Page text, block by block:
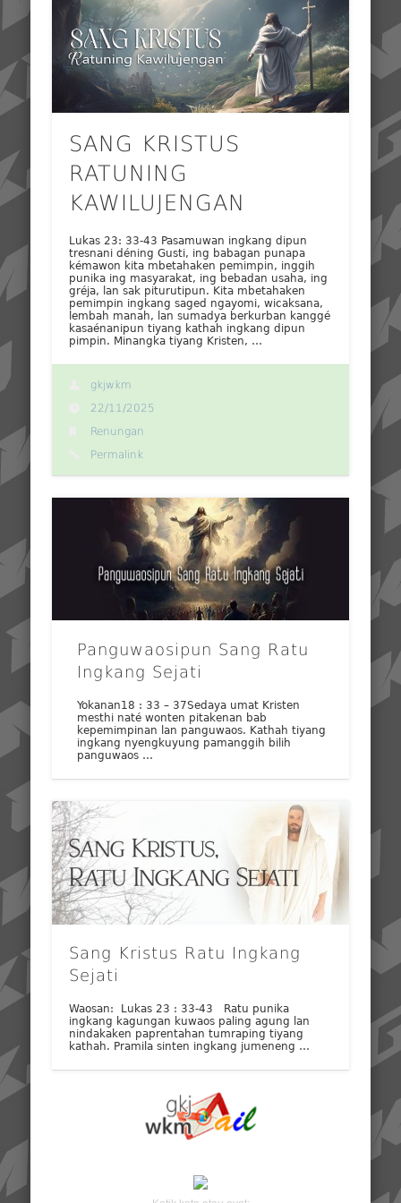
SANG KRISTUS
RATUNING
KAWILUJENGAN
Lukas 23: 33-43 Pasamuwan ingkang dipun
tresnani déning Gusti, ing babagan punapa
kémawon kita mbetahaken pemimpin, inggih
punika ing masyarakat, ing bebadan usaha, ing
gréja, lan sak piturutipun. Kita mbetahaken
pemimpin ingkang saged ngayomi, wicaksana,
lembah manah, lan sumadya berkurban kanggé
kasaénanipun tiyang kathah ingkang dipun
pimpin. Minangka tiyang Kristen, …
gkjwkm
22/11/2025
Renungan
Permalink
Panguwaosipun Sang Ratu
Ingkang Sejati
Yokanan18 : 33 – 37Sedaya umat Kristen
mesthi naté wonten pitakenan bab
kepemimpinan lan panguwaos. Kathah tiyang
ingkang nyengkuyung pamanggih bilih
panguwaos …
Sang Kristus Ratu Ingkang
Sejati
Waosan: Lukas 23 : 33-43 Ratu punika
ingkang kagungan kuwaos paling agung lan
nindakaken paprentahan tumraping tiyang
kathah. Pramila sinten ingkang jumeneng …